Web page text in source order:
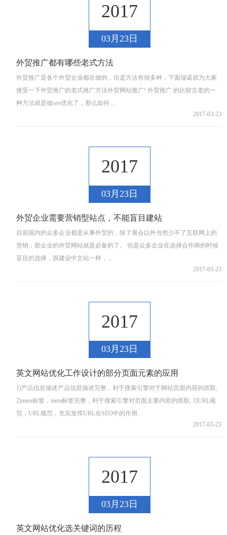
2017
03月23日
外贸推广都有哪些老式方法
外贸推广是各个外贸企业都在做的，但是方法有很多种，下面瑞诺就为大家
接受一下外贸推广的老式推广方法外贸网站推广! 外贸推广 的比较古老的一
种方法就是做seo优化了，那么如何...
2017-03-23
2017
03月23日
外贸企业需要营销型站点，不能盲目建站
目前国内的众多企业都是从事外贸的，除了展会以外当然少不了互联网上的
营销，那企业的外贸网站就是必备的了。 但是众多企业在选择合作商的时候
盲目的选择，跟建设中文站一样，...
2017-03-23
2017
03月23日
英文网站优化工作设计的部分页面元素的应用
1)产品信息描述产品信息描述完整，利于搜索引擎对于网站页面内容的抓取;
2)meta标签，meta标签完整，利于搜索引擎对页面主要内容的抓取; 3)URL规
范，URL规范，充实发挥URL在SEO中的作用...
2017-03-23
2017
03月23日
英文网站优化选关键词的历程